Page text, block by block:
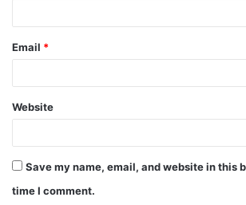
Email *
Website
Save my name, email, and website in this
time I comment.